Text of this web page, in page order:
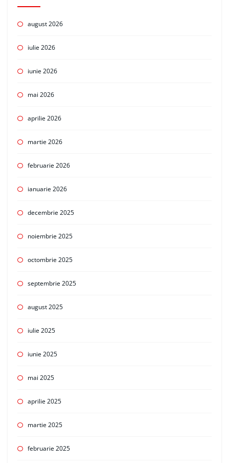
august 2026
iulie 2026
iunie 2026
mai 2026
aprilie 2026
martie 2026
februarie 2026
ianuarie 2026
decembrie 2025
noiembrie 2025
octombrie 2025
septembrie 2025
august 2025
iulie 2025
iunie 2025
mai 2025
aprilie 2025
martie 2025
februarie 2025